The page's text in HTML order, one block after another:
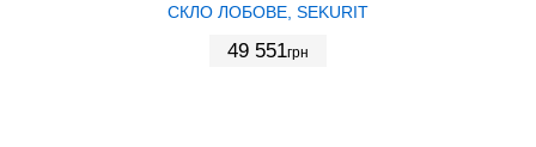
СКЛО ЛОБОВЕ, SEKURIT
49 551грн